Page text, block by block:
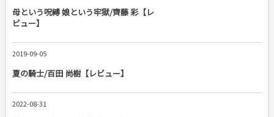
母という呪縛 娘という牢獄/齊藤 彩【レ
ビュー】
2019-09-05
夏の騎士/百田 尚樹【レビュー】
2022-08-31